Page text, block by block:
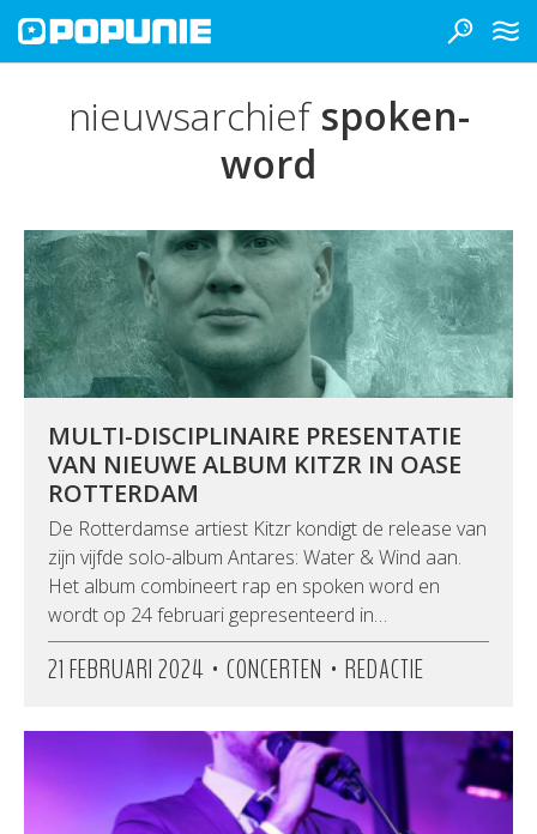
nieuwsarchiefspoken-
word
MULTI-DISCIPLINAIRE PRESENTATIE
VAN NIEUWE ALBUM KITZR IN OASE
ROTTERDAM
De Rotterdamse artiest Kitzr kondigt de release van
zijn vijfde solo-album Antares: Water & Wind aan.
Het album combineert rap en spoken word en
wordt op 24 februari gepresenteerd in…
21 FEBRUARI 2024 • CONCERTEN • REDACTIE